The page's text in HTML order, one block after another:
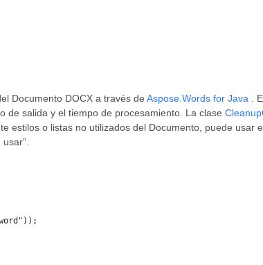
Documento DOCX a través de Aspose.Words for Java .
de salida y el tiempo de procesamiento. La clase
estilos o listas no utilizados del Documento, puede usar